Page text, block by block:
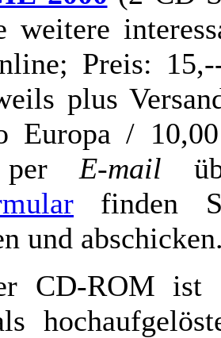
weitere
Preis:
plus
Europa /
perE-mail
finden
und
CD-ROM ist